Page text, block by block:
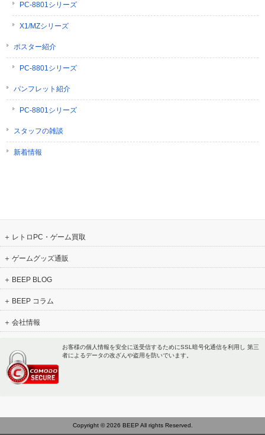
PC-8801シリーズ
X1/MZシリーズ
ポスター紹介
PC-8801シリーズ
パンフレット紹介
PC-8801シリーズ
スタッフの雑談
新着情報
レトロPC・ゲーム買取
ゲームグッズ通販
BEEP BLOG
BEEP コラム
会社情報
お客様の個人情報を安全に送受信するためにSSL暗号化通信を利用し 第三
者によるデータの改ざんや盗用を防いでいます。
Copyright © 2026 BEEP All rights Reserved.